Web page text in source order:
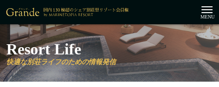
Resort Life
快適な別荘ライフのための情報発信